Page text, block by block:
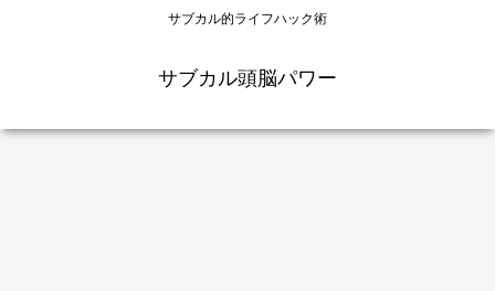
サブカル的ライフハック術
サブカル頭脳パワー